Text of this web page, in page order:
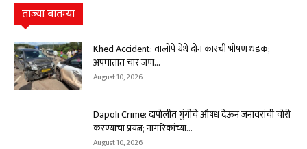
ताज्या बातम्या
Khed Accident: वालोपे येथे दोन कारची भीषण धडक;
अपघातात चार जण...
August 10, 2026
Dapoli Crime: दापोलीत गुंगीचे औषध देऊन जनावरांची चोरी
करण्याचा प्रयत्न; नागरिकांच्या...
August 10, 2026